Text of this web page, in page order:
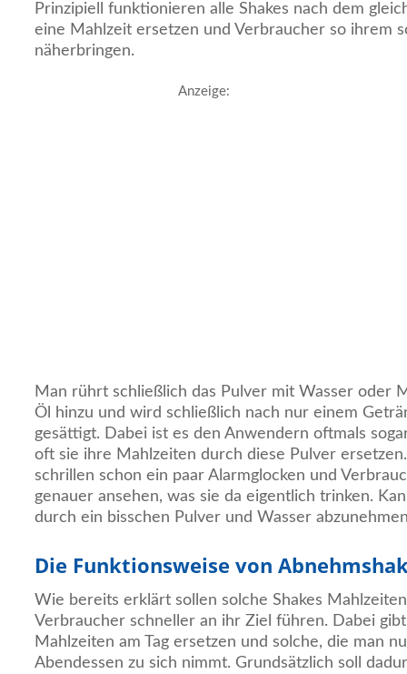
Prinzipiell funktionieren alle Shakes nach dem
eine Mahlzeit ersetzen und Verbraucher so ihrem
näherbringen.
Anzeige:
Man rührt schließlich das Pulver mit Wasser oder
Öl hinzu und wird schließlich nach nur einem
gesättigt. Dabei ist es den Anwendern oftmals
oft sie ihre Mahlzeiten durch diese Pulver
schrillen schon ein paar Alarmglocken und
genauer ansehen, was sie da eigentlich trinken.
durch ein bisschen Pulver und Wasser
Die Funktionsweise von
Wie bereits erklärt sollen solche Shakes
Verbraucher schneller an ihr Ziel führen. Dabei gibt
Mahlzeiten am Tag ersetzen und solche, die man
Abendessen zu sich nimmt. Grundsätzlich soll